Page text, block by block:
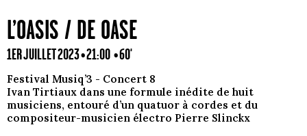
L’OASIS / DE OASE
1ER JUILLET 2023 • 21:00 • 60'
Festival Musiq’3 - Concert 8
Ivan Tirtiaux dans une formule inédite de huit
musiciens, entouré d’un quatuor à cordes et du
compositeur-musicien électro Pierre Slinckx